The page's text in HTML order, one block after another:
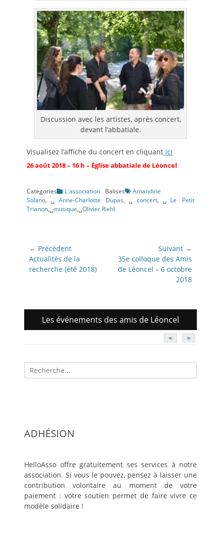
Discussion avec les artistes, après concert,
devant l’abbatiale.
Visualisez l’affiche du concert en cliquant ici
26 août 2018 – 16 h – Église abbatiale de Léoncel
Categories L'association Balises
Amandine
Solano,␣ Anne-Charlotte Dupas,␣ concert,␣ Le Petit
Trianon,␣musique,␣Olivier Riehl
Navigation
de
l’article
← Précédent
Article
précédent:
Actualités de la
recherche (été 2018)
Suivant →
Article
suivant:
35e colloque des Amis
de Léoncel – 6 octobre
2018
Les événements des amis de Léoncel
< >
Recherche
pour:
ADHÉSION
HelloAsso offre gratuitement ses services à notre
association. Si vous le pouvez, pensez à laisser une
contribution volontaire au moment de votre
paiement : votre soutien permet de faire vivre ce
modèle solidaire !